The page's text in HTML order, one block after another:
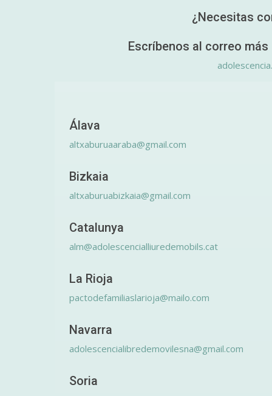
¿Necesitas
Escríbenos al correo
Álava
altxaburuaaraba@gmail.com
Bizkaia
altxaburuabizkaia@gmail.com
Catalunya
alm@adolescencialliuredemobils.cat
La Rioja
pactodefamiliaslarioja@mailo.com
Navarra
adolescencialibredemovilesna@gmail.com
Soria